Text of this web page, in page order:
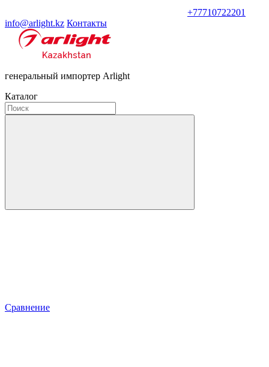
+77710722201
info@arlight.kz Контакты
генеральный импортер Arlight
Каталог
Сравнение